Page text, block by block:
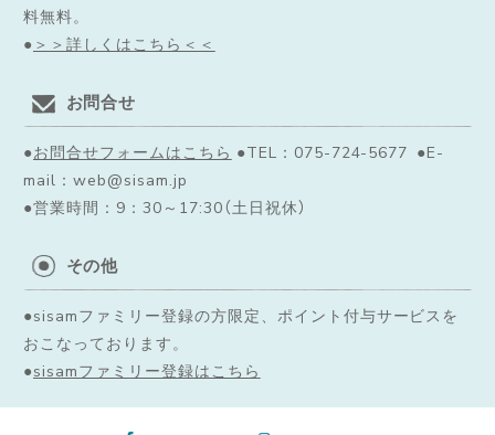
料無料。
● ＞＞詳しくはこちら＜＜
お問合せ
●お問合せフォームはこちら ●TEL：075-724-5677 ●E-
mail：web@sisam.jp
●営業時間：9：30～17:30（土日祝休）
その他
●sisamファミリー登録の方限定、ポイント付与サービスを
おこなっております。
●sisamファミリー登録はこちら